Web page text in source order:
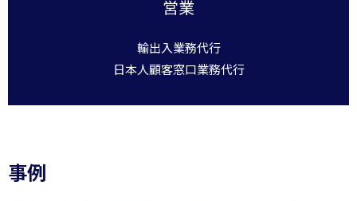
営業
輸出入業務代行
日本人顧客窓口業務代行
事例